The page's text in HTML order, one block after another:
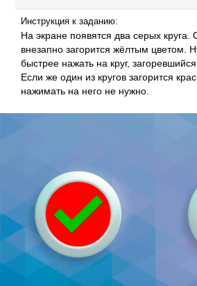
Инструкция к заданию:
На экране появятся два серых круга.
внезапно загорится жёлтым цветом.
быстрее нажать на круг,
Если же один из кругов загорится
нажимать на него не нужно.